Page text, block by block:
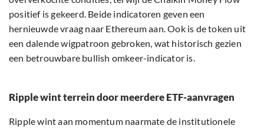
positief is gekeerd. Beide indicatoren geven een
hernieuwde vraag naar Ethereum aan. Ook is de token uit
een dalende wigpatroon gebroken, wat historisch gezien
een betrouwbare bullish omkeer-indicator is.
Ripple wint terrein door meerdere ETF-aanvragen
Ripple wint aan momentum naarmate de institutionele